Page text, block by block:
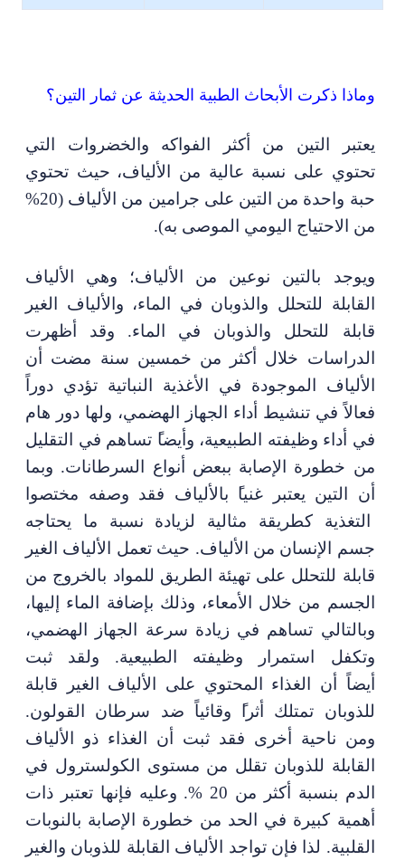
وماذا ذكرت الأبحاث الطبية الحديثة عن ثمار التين؟
يعتبر التين من أكثر الفواكه والخضروات التي
تحتوي علىنسبة عالية من الألياف، حيث تحتوي
حبة واحدة من التين علىجرامينمن الألياف (20
%
من الاحتياج اليومي الموصى به) .
ويوجد بالتين نوعين من الألياف؛ وهي الألياف
القابلة للتحلل والذوبان في الماء،والألياف الغير
قابلة للتحلل والذوبان في الماء. وقد أظهرت
الدراساتخلال أكثر من خمسين سنة مضت أن
الألياف الموجودة في الأغذية النباتية تؤدي دوراً
فعالاً في تنشيط أداء الجهاز الهضمي، ولها دور هام
في أداء وظيفته الطبيعية،وأيضاًتساهم في التقليل
من خطورة الإصابة ببعض أنواع السرطانات. وبما
أن التين يعتبر غنيا
ًبالألياف فقد وصفه مختصوا
التغذية كطريقة مثالية لزيادة نسبة ما يحتاجه
جسم الإنسان من الألياف.حيث تعملالألياف الغير
قابلة للتحللعلى تهيئةالطريق للمواد بالخروج من
الجسم من خلال الأمعاء،وذلك بإضافة الماء إليها ،
وبالتالي تساهم في زيادة سرعة الجهاز الهضمي،
وتكفل استمرار وظيفته الطبيعية. ولقد ثبت
أيضاًأن الغذاءالمحتوي علىالألياف الغير قابلة
وبان تمتلكأثرا ًوقائياً ضد سرطان القولون.
ومن ناحية أخرى فقد ثبت أن الغذاء ذو الألياف
القابلة للذوبان تقللمن مستوى الكولسترول في
الدم بنسبة أكثر من 20
%. وعليه فإنها تعتبر ذات
أهمية كبيرة في الحد من خطورة الإصابة بالنوبات
القلبية.لذا فإن تواجد الألياف القابلة للذوبان والغير